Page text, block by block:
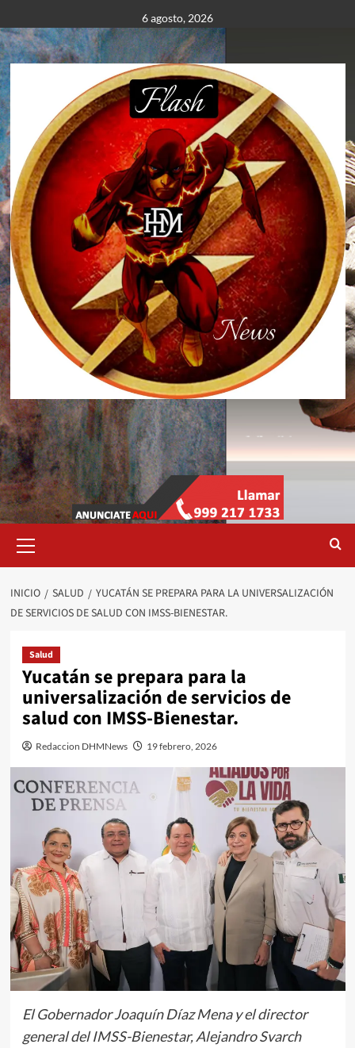
al
contenido
6 agosto, 2026
primario
INICIO SALUD
YUCATÁN SE PREPARA PARA LA UNIVERSALIZACIÓN
DE SERVICIOS DE SALUD CON IMSS-BIENESTAR.
Salud
Yucatán se prepara para la
universalización de servicios de
salud con IMSS-Bienestar.
Redaccion DHMNews 19 febrero, 2026
El Gobernador Joaquín Díaz Mena y el director
general del IMSS-Bienestar, Alejandro Svarch